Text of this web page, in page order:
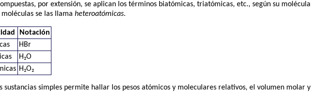
por extensión, se aplican los términos biatómicas, triatómicas, etc., según su molécula
moléculas se las llamaheteroatómicas.
Notación
HBr
H₂O
H₂O₂
sustancias simples permite hallar los pesos atómicos y moleculares relativos, el volumen molar y